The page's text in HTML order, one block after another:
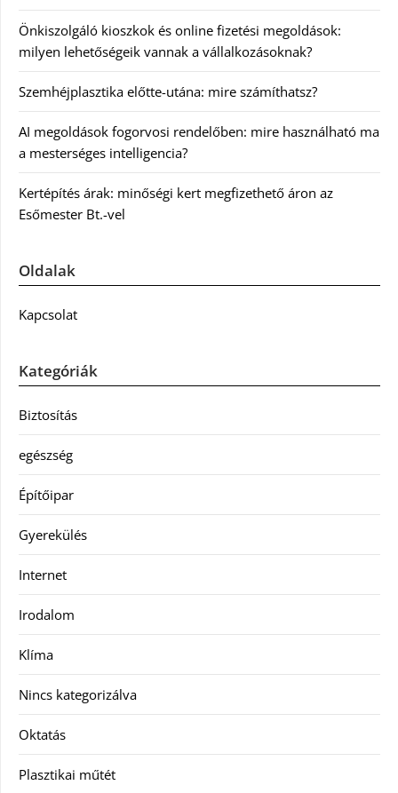
Önkiszolgáló kioszkok és online fizetési megoldások:
milyen lehetőségeik vannak a vállalkozásoknak?
Szemhéjplasztika előtte-utána: mire számíthatsz?
AI megoldások fogorvosi rendelőben: mire használható ma
a mesterséges intelligencia?
Kertépítés árak: minőségi kert megfizethető áron az
Esőmester Bt.-vel
Oldalak
Kapcsolat
Kategóriák
Biztosítás
egészség
Építőipar
Gyerekülés
Internet
Irodalom
Klíma
Nincs kategorizálva
Oktatás
Plasztikai műtét